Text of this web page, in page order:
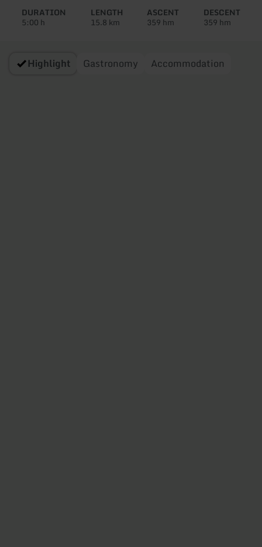
tour:
DURATION
5:00 h
LENGTH
15.8 km
ASCENT
359 hm
DESCENT
359 hm
Highlight Gastronomy Accommodation